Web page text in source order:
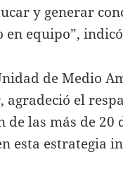
y generar
equipo”,
de Medio
agradeció el
las más de 20
esta estrategia